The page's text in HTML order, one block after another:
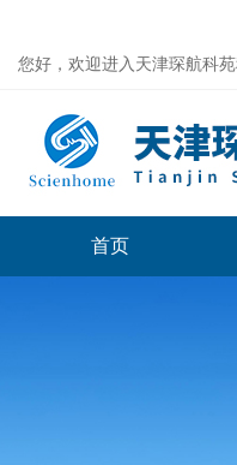
您好，欢迎进入天津琛航科
首页